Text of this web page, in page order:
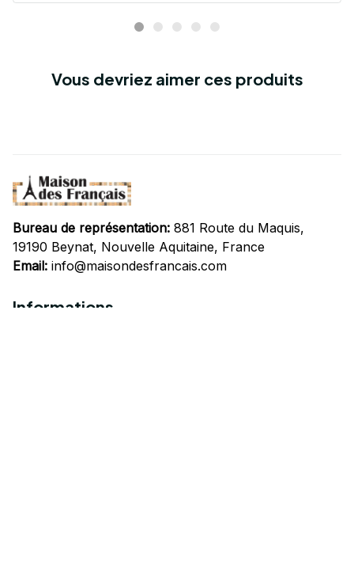
Vous devriez aimer ces produits
Bureau de représentation: 881 Route du Maquis,
19190 Beynat, Nouvelle Aquitaine, France
Email: info@maisondesfrancais.com
Informations